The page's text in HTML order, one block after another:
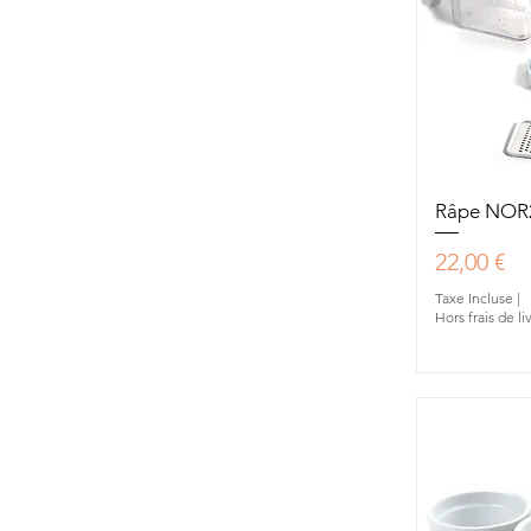
Râpe
Prix
22,00 €
Taxe Incluse |
Hors frais de